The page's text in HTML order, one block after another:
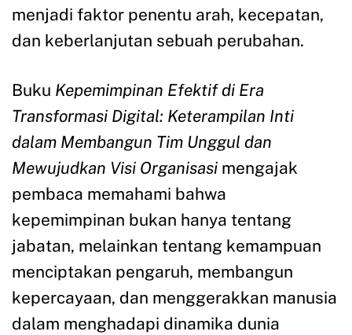
menjadi faktor penentu arah, kecepatan,
dan keberlanjutan sebuah perubahan.
Buku Kepemimpinan Efektif di Era
Transformasi Digital: Keterampilan Inti
dalam Membangun Tim Unggul dan
Mewujudkan Visi Organisasi mengajak
pembaca memahami bahwa
kepemimpinan bukan hanya tentang
jabatan, melainkan tentang kemampuan
menciptakan pengaruh, membangun
kepercayaan, dan menggerakkan manusia
dalam menghadapi dinamika dunia